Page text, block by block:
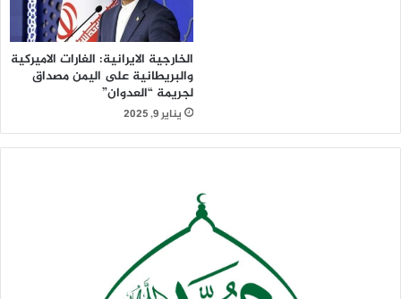
الخارجية الايرانية: الغارات الاميركية
والبريطانية على اليمن مصداق
لجريمة “العدوان”
يناير 9, 2025